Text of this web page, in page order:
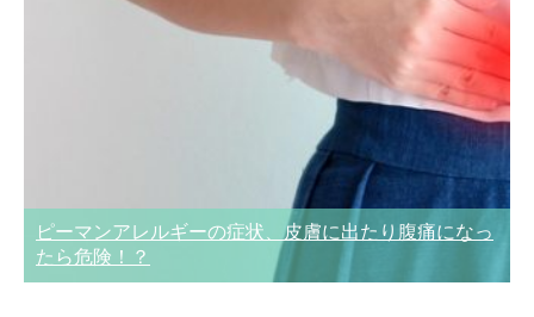
ピーマンアレルギーの症状、皮膚に出たり腹痛になっ
たら危険！？